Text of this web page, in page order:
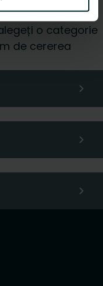
proiectant,
o categorie
de cererea